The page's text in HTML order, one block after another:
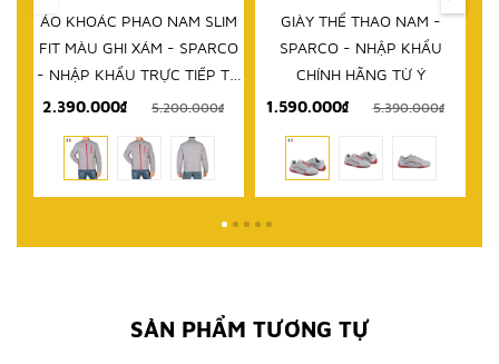
GIÀY THỂ THAO NAM -
SPARCO - NHẬP KHẨU
CHÍNH HÃNG TỪ Ý
1.590.000₫
5.390.000₫
DÉP NAM - SPARCO - NHẬP
KHẨU CHÍNH HÃNG TỪ Ý
999.000₫ 2.580.000₫
SẢN PHẨM TƯƠNG TỰ